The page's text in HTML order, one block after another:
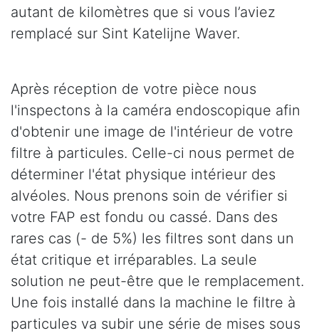
autant de kilomètres que si vous l’aviez
remplacé sur Sint Katelijne Waver.
Après réception de votre pièce nous
l'inspectons à la caméra endoscopique afin
d'obtenir une image de l'intérieur de votre
filtre à particules. Celle-ci nous permet de
déterminer l'état physique intérieur des
alvéoles. Nous prenons soin de vérifier si
votre FAP est fondu ou cassé. Dans des
rares cas (- de 5%) les filtres sont dans un
état critique et irréparables. La seule
solution ne peut-être que le remplacement.
Une fois installé dans la machine le filtre à
particules va subir une série de mises sous